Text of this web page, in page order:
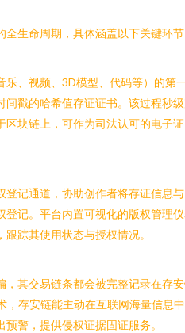
生命周期，具体涵盖以下关键环
、视频、3D模型、代码等）的第
戳的哈希值存证证书。该过程秒
区块链上，可作为司法认可的电子证
记通道，协助创作者将存证信息
记。平台内置可视化的版权管理
踪其使用状态与授权情况。
其交易链条都会被完整记录在存
存安链能主动在互联网海量信息
警，提供侵权证据固证服务。